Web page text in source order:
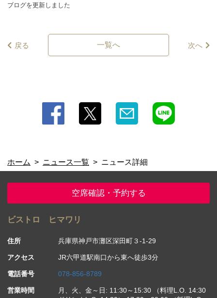
ブログを更新しました
戻る 一覧へ
次へ
この店舗情報をシェアする
https://bistrohimawari.owst.jp/blogs/3260386
お店情報をコピー
閉じる
ホーム ニュース一覧 ニュース詳細
空席確認・予約する
ビストロ ヒマワリ
住所 兵庫県神戸市灘区深田町３-1-29
アクセス JR六甲道駅南口から東へ徒歩3分
電話番号 078-856-8789
営業時間
月、火、金～日: 11:30～15:30 （料理L.O. 14:30